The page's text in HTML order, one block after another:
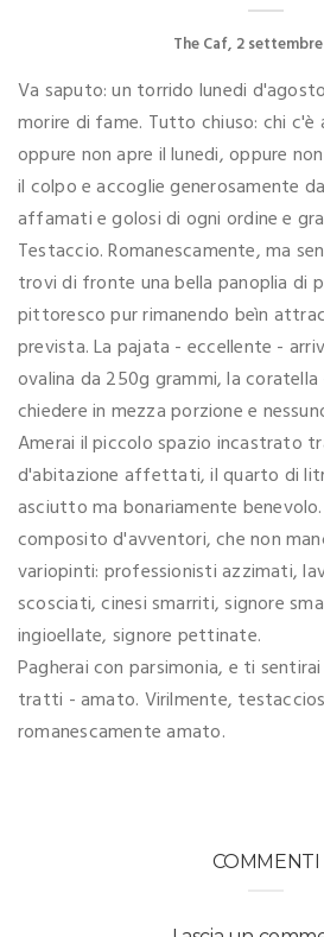
The Caf 2
Va saputo: un torrido lunedi
morire di fame. Tutto chiuso: chi c'è
oppure non apre il lunedi, oppure
il colpo e accoglie generosamente
affamati e golosi di ogni ordine e
Testaccio. Romanescamente, ma
trovi di fronte una bella panoplia di
pittoresco pur rimanendo beìn
prevista. La pajata - eccellente -
ovalina da 250g grammi, la
chiedere in mezza porzione e
Amerai il piccolo spazio incastrato
d'abitazione affettati, il quarto di
asciutto ma bonariamente
composito d'avventori, che non
variopinti: professionisti azzimati,
scosciati, cinesi smarriti, signore
ingioellate, signore pettinate.
Pagherai con parsimonia, e ti
tratti - amato. Virilmente,
romanescamente amato.
COMMENTI